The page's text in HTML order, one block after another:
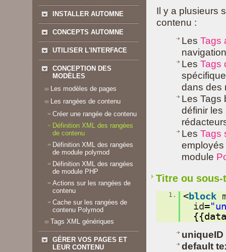
INSTALLER AUTOMNE
CONCEPTS AUTOMNE
UTILISER L'INTERFACE
CONCEPTION DES
MODÈLES
Les modèles de pages
Les rangées de contenu
Créer une rangée de contenu
Définition XML des rangées
de contenu
Définition XML des rangées
de module polymod
Définition XML des rangées
de module PHP
Actions sur les rangées de
contenu
Cache sur les rangées de
contenu Polymod
Tags XML génériques
GÉRER VOS PAGES ET
LEUR CONTENU
Il y a plusieurs
contenu :
Les Tags
Les Tags
dans des
Les Tags
définir
Les Tags
module
Titre ou sous-
1. <block
id=
default